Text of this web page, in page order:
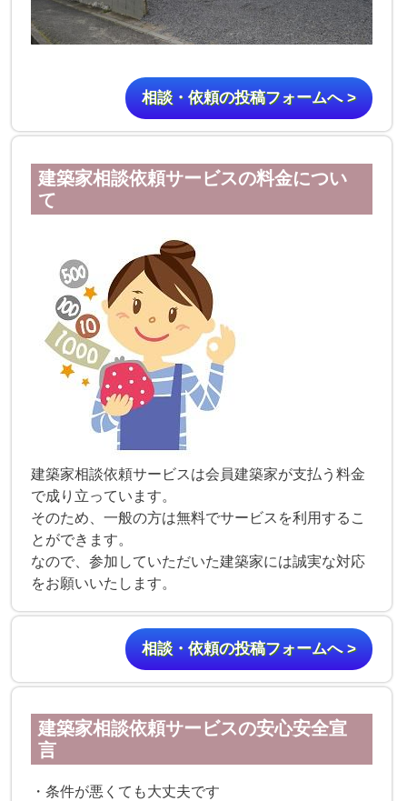
相談・依頼の投稿フォームへ >
建築家相談依頼サービスの料金につい
て
建築家相談依頼サービスは会員建築家が支払う料金
で成り立っています。
そのため、一般の方は無料でサービスを利用するこ
とができます。
なので、参加していただいた建築家には誠実な対応
をお願いいたします。
相談・依頼の投稿フォームへ >
建築家相談依頼サービスの安心安全宣
言
・条件が悪くても大丈夫です